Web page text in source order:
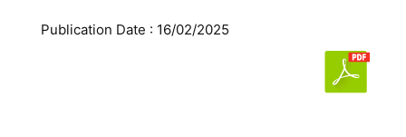
Publication Date : 16/02/2025